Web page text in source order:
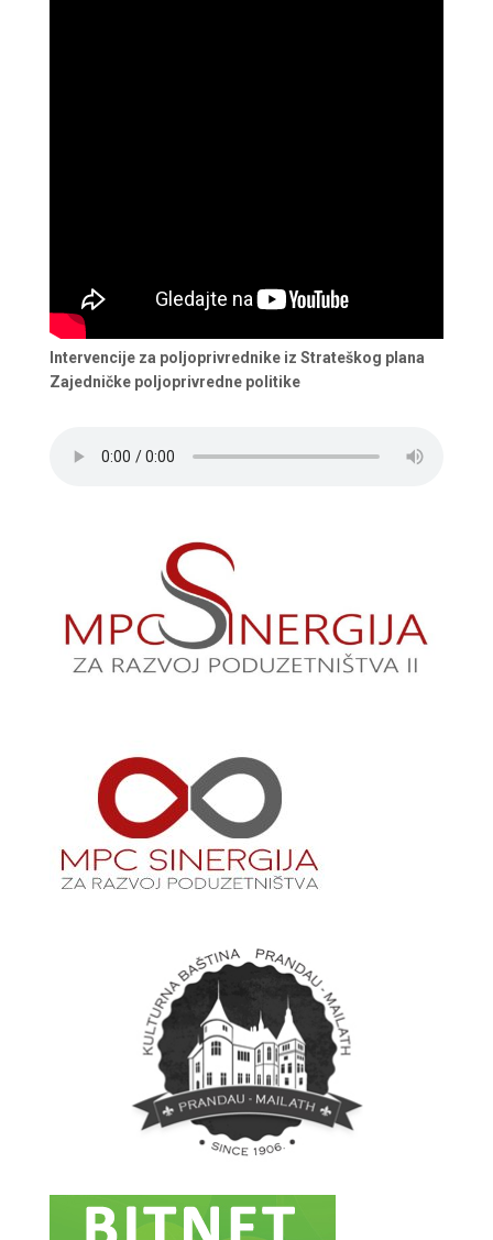
Intervencije za poljoprivrednike iz Strateškog plana
Zajedničke poljoprivredne politike